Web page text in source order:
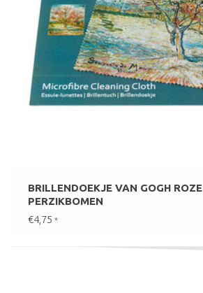
BRILLENDOEKJE VAN GOGH ROZE
PERZIKBOMEN
€4,75 *